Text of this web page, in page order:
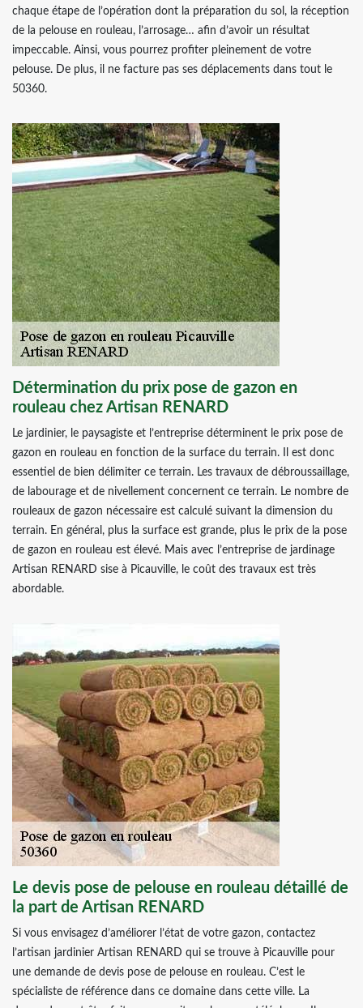
chaque étape de l’opération dont la préparation du sol, la réception
de la pelouse en rouleau, l’arrosage… afin d’avoir un résultat
impeccable. Ainsi, vous pourrez profiter pleinement de votre
pelouse. De plus, il ne facture pas ses déplacements dans tout le
50360.
Détermination du prix pose de gazon en
rouleau chez Artisan RENARD
Le jardinier, le paysagiste et l’entreprise déterminent le prix pose de
gazon en rouleau en fonction de la surface du terrain. Il est donc
essentiel de bien délimiter ce terrain. Les travaux de débroussaillage,
de labourage et de nivellement concernent ce terrain. Le nombre de
rouleaux de gazon nécessaire est calculé suivant la dimension du
terrain. En général, plus la surface est grande, plus le prix de la pose
de gazon en rouleau est élevé. Mais avec l’entreprise de jardinage
Artisan RENARD sise à Picauville, le coût des travaux est très
abordable.
Le devis pose de pelouse en rouleau détaillé de
la part de Artisan RENARD
Si vous envisagez d’améliorer l’état de votre gazon, contactez
l’artisan jardinier Artisan RENARD qui se trouve à Picauville pour
une demande de devis pose de pelouse en rouleau. C’est le
spécialiste de référence dans ce domaine dans cette ville. La